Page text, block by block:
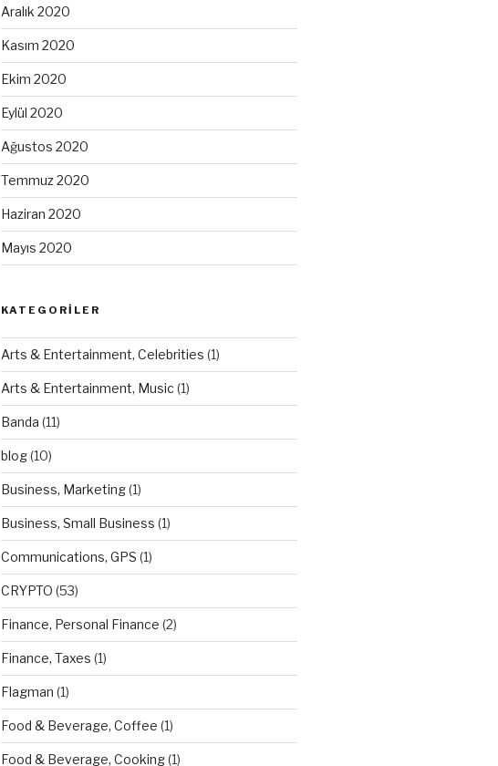
Aralık 2020
Kasım 2020
Ekim 2020
Eylül 2020
Ağustos 2020
Temmuz 2020
Haziran 2020
Mayıs 2020
KATEGORILER
Arts & Entertainment, Celebrities (1)
Arts & Entertainment, Music (1)
Banda (11)
blog(10)
Business, Marketing(1)
Business, Small Business (1)
Communications, GPS (1)
CRYPTO (53)
Finance, Personal Finance (2)
Finance, Taxes (1)
Flagman (1)
Food & Beverage, Coffee (1)
Food & Beverage, Cooking(1)